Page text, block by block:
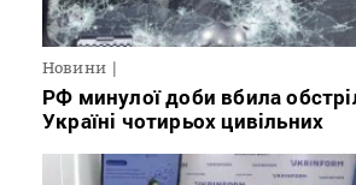
Новини
РФ минулої доби вбила
Україні чотирьох цивільних